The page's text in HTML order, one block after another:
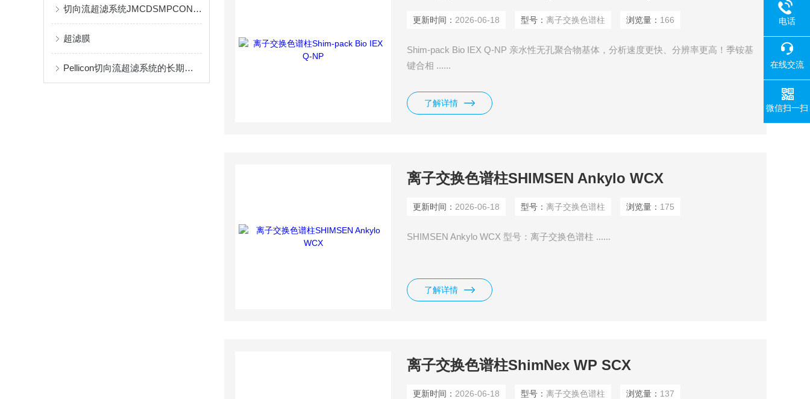
切向流超滤系统JMCDSMPCON的工作原理和具体优点介绍
超滤膜
Pellicon切向流超滤系统的长期稳定运行依赖于科学的清洗与维护策略
更新时间： 2026-06-18 型号：离子交换色谱柱 浏览量： 166
Shim-pack Bio IEX Q-NP 亲水性无孔聚合物基体，分析速度更快、分辨率更高！季铵基
键合相 ......
了解详情
离子交换色谱柱SHIMSEN Ankylo WCX
更新时间： 2026-06-18 型号：离子交换色谱柱 浏览量： 175
SHIMSEN Ankylo WCX 型号：离子交换色谱柱 ......
了解详情
离子交换色谱柱ShimNex WP SCX
更新时间： 2026-06-18 型号：离子交换色谱柱 浏览量： 137
电话
在线交流
微信扫一扫